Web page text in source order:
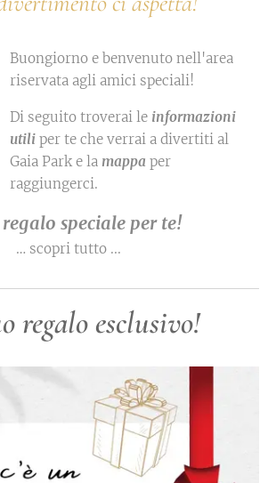
Buongiorno e benvenuto nell'area
riservata agli amici speciali!
Di seguito troverai le informazioni
utili per te che verrai a divertiti al
Gaia Park e la mappa per
raggiungerci.
speciale per te!
… scopri tutto ...
regalo esclusivo!